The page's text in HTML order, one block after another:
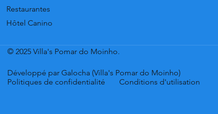
Restaurantes
Hôtel Canino
© 2025 Villa's Pomar do Moinho.
Développé par Galocha (Villa's Pomar do Moinho)
Politiques de confidentialité
Conditions d'utilisation